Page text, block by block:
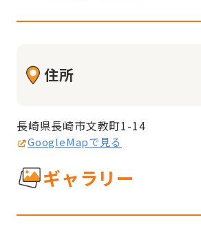
住所
長崎県長崎市文教町1-14
GoogleMapで見る
ギャラリー